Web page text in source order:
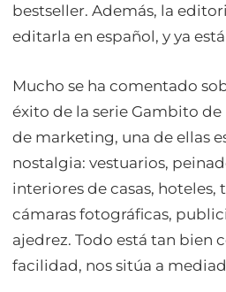
bestseller. Además, la
editarla en español, y ya
Mucho se ha comentado
éxito de la serie Gambito de
de marketing, una de ellas
nostalgia: vestuarios,
interiores de casas, hoteles,
cámaras fotográficas,
ajedrez. Todo está tan bien
facilidad, nos sitúa a